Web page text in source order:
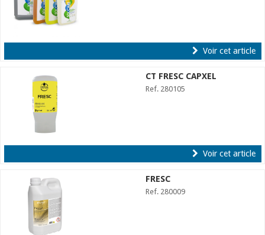
Voir cet article
CT FRESC CAPXEL
Ref. 280105
Voir cet article
FRESC
Ref. 280009